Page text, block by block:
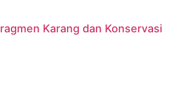
Karang dan Konservasi